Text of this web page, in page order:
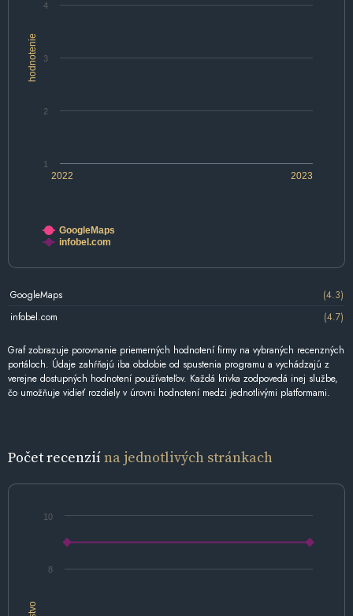
hodnotenie
2022 2023
1
2
3
4
GoogleMaps
infobel.com
GoogleMaps
(4.3)
infobel.com
(4.7)
Graf zobrazuje porovnanie priemerných hodnotení firmy na vybraných recenzných
portáloch. Údaje zahŕňajú iba obdobie od spustenia programu a vychádzajú z
verejne dostupných hodnotení používateľov. Každá krivka zodpovedá inej službe,
čo umožňuje vidieť rozdiely v úrovni hodnotení medzi jednotlivými platformami.
Počet recenziína jednotlivých stránkach
8
10